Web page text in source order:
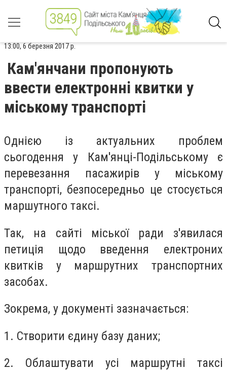
13:00, 6 березня 2017 р.
Кам'янчани пропонують
ввести електронні квитки у
міському транспорті
Однією із актуальних проблем
сьогодення у Кам'янці-Подільському є
перевезання пасажирів у міському
транспорті, безпосередньо це стосується
маршутного таксі.
Так, на сайті міської ради з'явилася
петиція щодо введення електроних
квитків у маршрутних транспортних
засобах.
Зокрема, у документі зазначається:
1. Створити єдину базу даних;
2. Облаштувати усі маршрутні таксі